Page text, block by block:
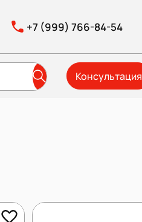
+7 (999) 766-84-54
Консультация